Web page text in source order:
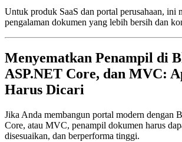
Untuk produk SaaS dan portal perusahaan, ini
pengalaman dokumen yang lebih bersih dan
Menyematkan Penampil di
ASP.NET Core, dan MVC:
Harus Dicari
Jika Anda membangun portal modern dengan
Core, atau MVC, penampil dokumen harus
disesuaikan, dan berperforma tinggi.